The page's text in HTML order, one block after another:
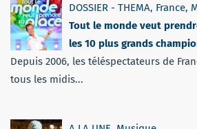
DOSSIER - THEMA, France,
Tout le monde veut
les 10 plus grands
Depuis 2006, les téléspectateurs de
tous les midis...